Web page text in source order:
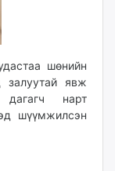
шөнийн
залуутай явж
нарт
шүүмжилсэн